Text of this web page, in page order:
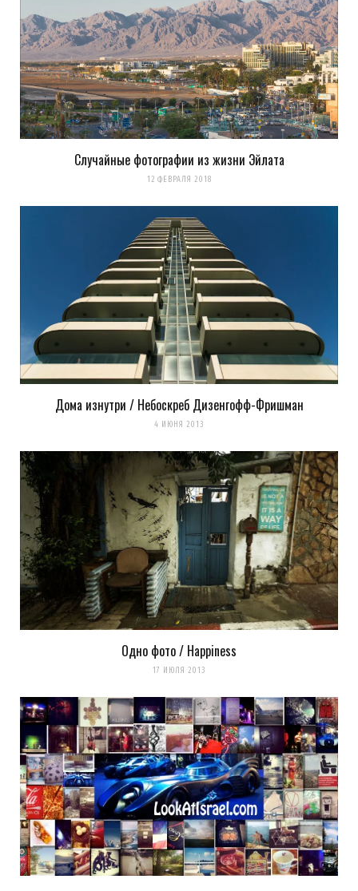
Случайные фотографии из жизни Эйлата
12 ФЕВРАЛЯ 2018
Дома изнутри / Небоскреб Дизенгофф-Фришман
4 ИЮНЯ 2013
Одно фото / Happiness
17 ИЮЛЯ 2013